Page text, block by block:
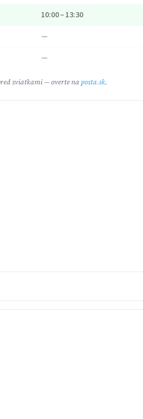
10:00 – 13:30
—
—
sviatkami — overte na posta.sk.